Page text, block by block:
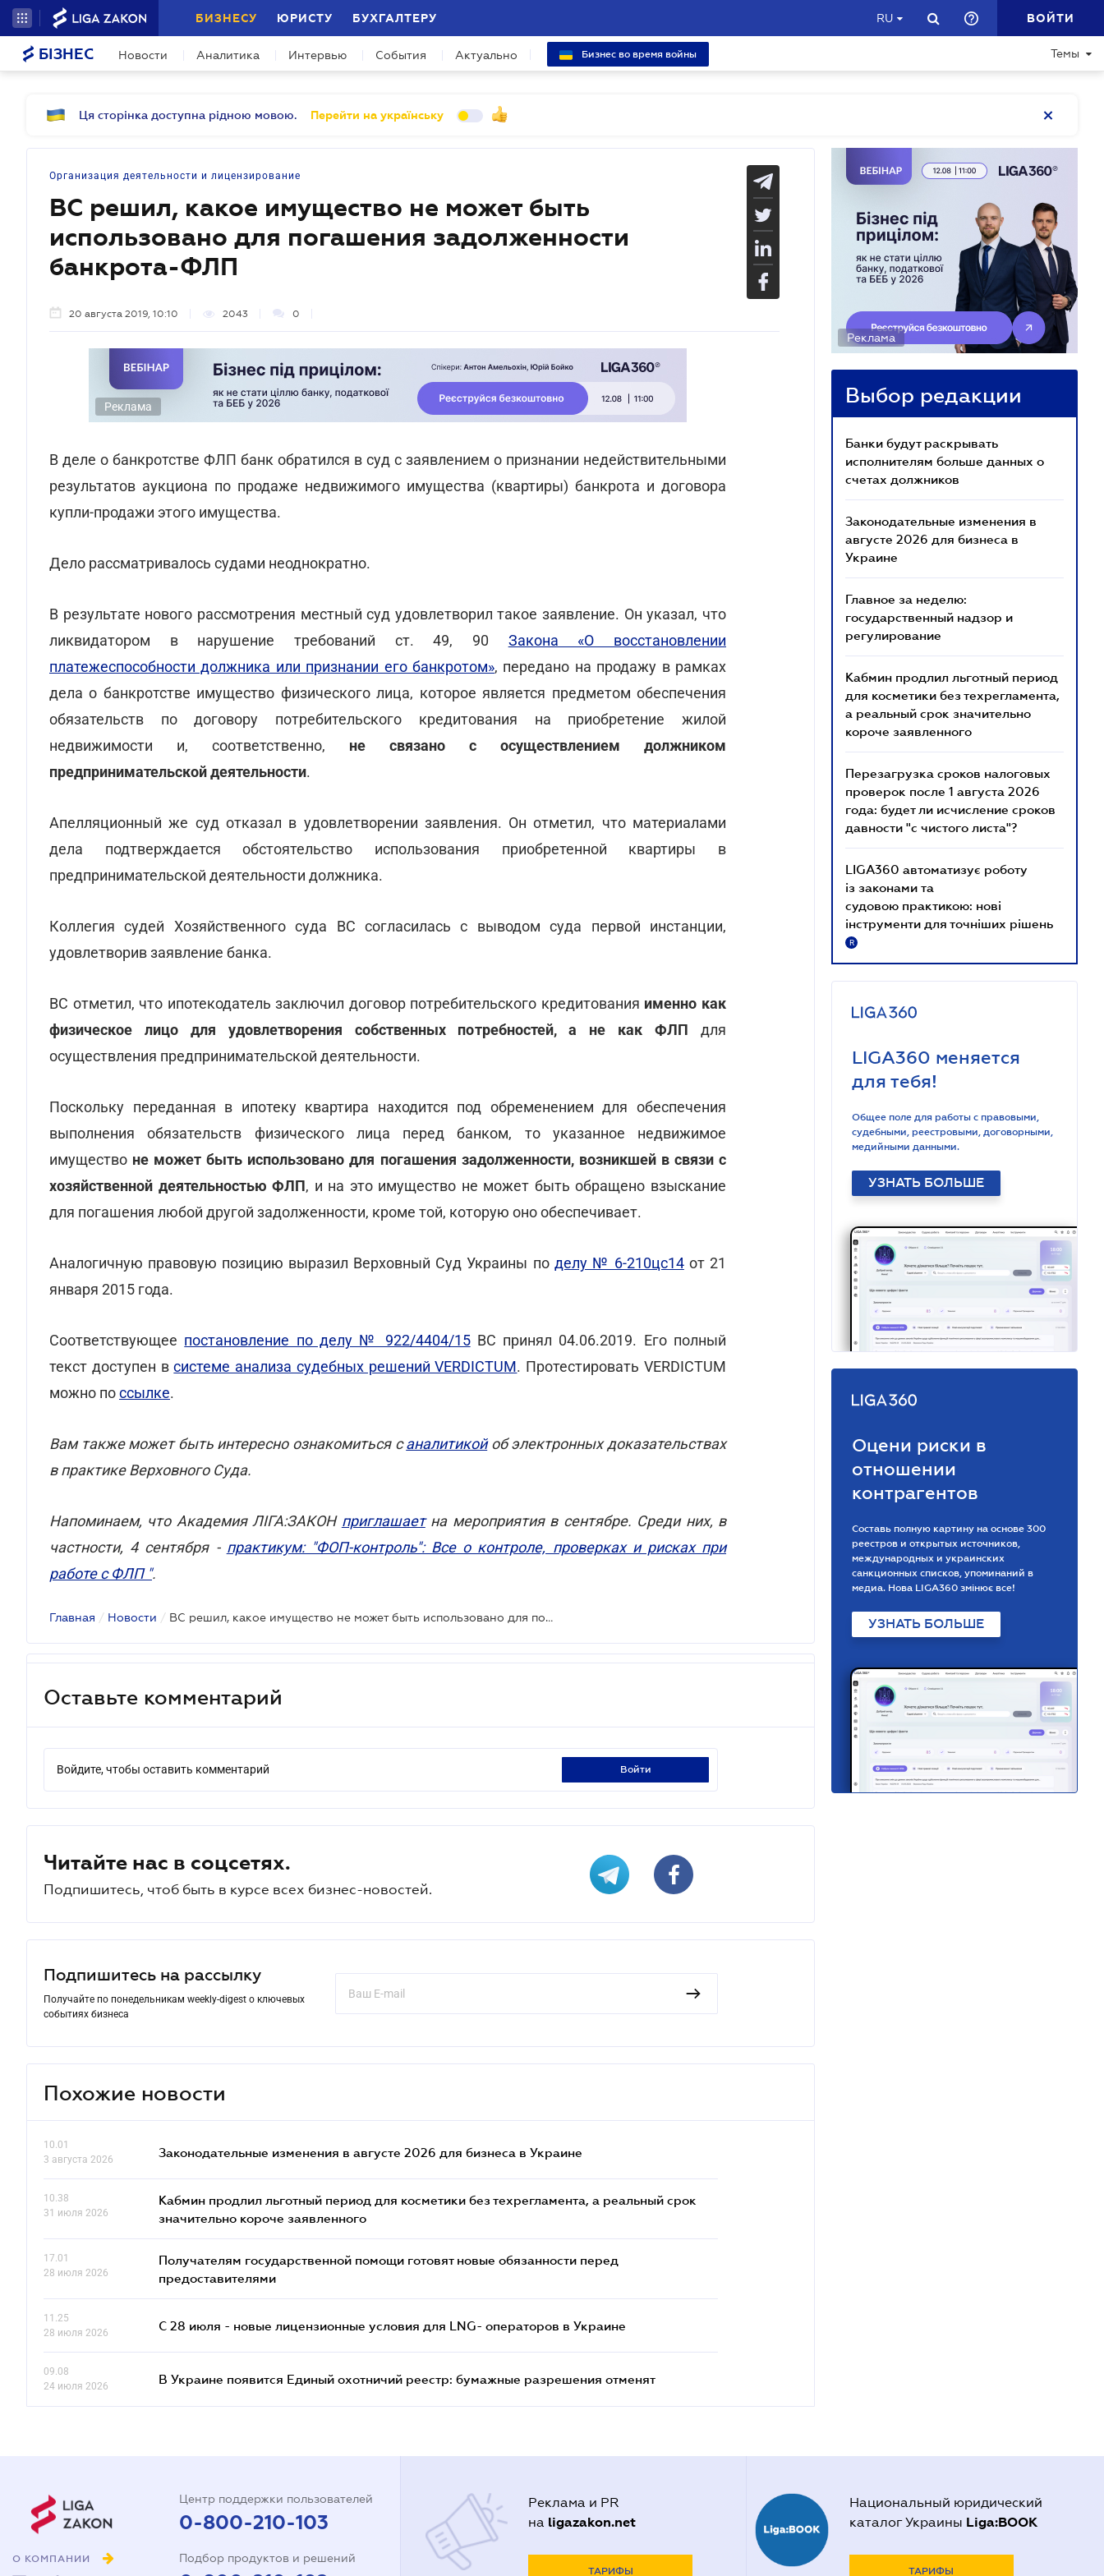
БИЗНЕСУ ЮРИСТУ БУХГАЛТЕРУ RU ВОЙТИ
БІЗНЕС Новости Аналитика Интервью События Актуально Бизнес во время войны Темы
Ця сторінка доступна рідною мовою. Перейти на українську
Организация деятельности и лицензирование
ВС решил, какое имущество не может быть
использовано для погашения задолженности
банкрота-ФЛП
20 августа 2019, 10:10 2043 0
Реклама
В деле о банкротстве ФЛП банк обратился в суд с заявлением о признании недействительными
результатов аукциона по продаже недвижимого имущества (квартиры) банкрота и договора
купли-продажи этого имущества.
Дело рассматривалось судами неоднократно.
В результате нового рассмотрения местный суд удовлетворил такое заявление. Он указал, что
ликвидатором в нарушение требований ст. 49, 90 Закона «О восстановлении
платежеспособности должника или признании его банкротом», передано на продажу в рамках
дела о банкротстве имущество физического лица, которое является предметом обеспечения
обязательств по договору потребительского кредитования на приобретение жилой
недвижимости и, соответственно, не связано с осуществлением должником
предпринимательской деятельности.
Апелляционный же суд отказал в удовлетворении заявления. Он отметил, что материалами
дела подтверждается обстоятельство использования приобретенной квартиры в
предпринимательской деятельности должника.
Коллегия судей Хозяйственного суда ВС согласилась с выводом суда первой инстанции,
удовлетворив заявление банка.
ВС отметил, что ипотекодатель заключил договор потребительского кредитования именно как
физическое лицо для удовлетворения собственных потребностей, а не как ФЛП для
осуществления предпринимательской деятельности.
Поскольку переданная в ипотеку квартира находится под обременением для обеспечения
выполнения обязательств физического лица перед банком, то указанное недвижимое
имущество не может быть использовано для погашения задолженности, возникшей в связи с
хозяйственной деятельностью ФЛП, и на это имущество не может быть обращено взыскание
для погашения любой другой задолженности, кроме той, которую оно обеспечивает.
Аналогичную правовую позицию выразил Верховный Суд Украины по делу № 6-210цс14от 21
января 2015 года.
Соответствующее постановление по делу № 922/4404/15ВС принял 04.06.2019. Его полный
текст доступен всистеме анализа судебных решений VERDICTUM. Протестировать VERDICTUM
можно поссылке.
Вам также может быть интересно ознакомиться саналитикойоб электронных доказательствах
в практике Верховного Суда.
Напоминаем, что Академия ЛІГА:ЗАКОН приглашаетна мероприятия в сентябре. Среди них, в
частности, 4 сентября - практикум: "ФОП-контроль": Все о контроле, проверках и рисках при
работе с ФЛП ".
Главная / Новости / ВС решил, какое имущество не может быть использовано для погашения задолженности банкрота-ФЛП
Оставьте комментарий
Войдите, чтобы оставить комментарий войти
Читайте нас в соцсетях.
Подпишитесь, чтоб быть в курсе всех бизнес-новостей.
Подпишитесь на рассылку
Получайте по понедельникам weekly-digest о ключевых
событиях бизнеса
Похожие новости
10.01
3 августа 2026
Законодательные изменения в августе 2026 для бизнеса в Украине
10.38
31 июля 2026
Кабмин продлил льготный период для косметики без техрегламента, а реальный срок
значительно короче заявленного
17.01
28 июля 2026
Получателям государственной помощи готовят новые обязанности перед
предоставителями
11.25
28 июля 2026
С 28 июля - новые лицензионные условия для LNG- операторов в Украине
09.08
24 июля 2026
В Украине появится Единый охотничий реестр: бумажные разрешения отменят
Реклама
Выбор редакции
Банки будут раскрывать
исполнителям больше данных о
счетах должников
Законодательные изменения в
августе 2026 для бизнеса в
Украине
Главное за неделю:
государственный надзор и
регулирование
Кабмин продлил льготный период
для косметики без техрегламента,
а реальный срок значительно
короче заявленного
Перезагрузка сроков налоговых
проверок после 1 августа 2026
года: будет ли исчисление сроков
давности "с чистого листа"?
LIGA360 автоматизує роботу
із законами та
судовою практикою: нові
інструменти для точніших рішень
R
LIGA360 меняется
для тебя!
Общее поле для работы с правовыми,
судебными, реестровыми, договорными,
медийными данными.
УЗНАТЬ БОЛЬШЕ
Оцени риски в
отношении
контрагентов
Составь полную картину на основе 300
реестров и открытых источников,
международных и украинских
санкционных списков, упоминаний в
медиа. Нова LIGA360 змінює все!
УЗНАТЬ БОЛЬШЕ
О КОМПАНИИ
Центр поддержки пользователей
0-800-210-103
Подбор продуктов и решений
Реклама и PR
на ligazakon.net
ТАРИФЫ
Национальный юридический
каталог Украины Liga:BOOK
ТАРИФЫ